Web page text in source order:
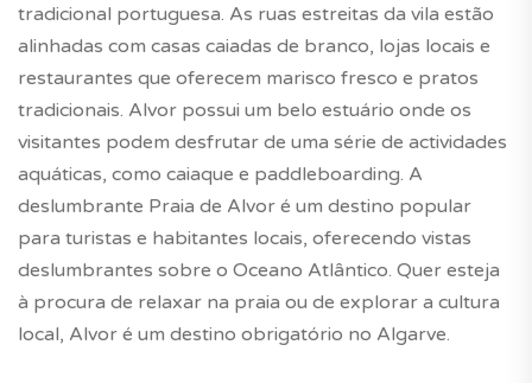
tradicional portuguesa. As ruas estreitas da vila estão
alinhadas com casas caiadas de branco, lojas locais e
restaurantes que oferecem marisco fresco e pratos
tradicionais. Alvor possui um belo estuário onde os
visitantes podem desfrutar de uma série de actividades
aquáticas, como caiaque e paddleboarding. A
deslumbrante Praia de Alvor é um destino popular
para turistas e habitantes locais, oferecendo vistas
deslumbrantes sobre o Oceano Atlântico. Quer esteja
à procura de relaxar na praia ou de explorar a cultura
local, Alvor é um destino obrigatório no Algarve.